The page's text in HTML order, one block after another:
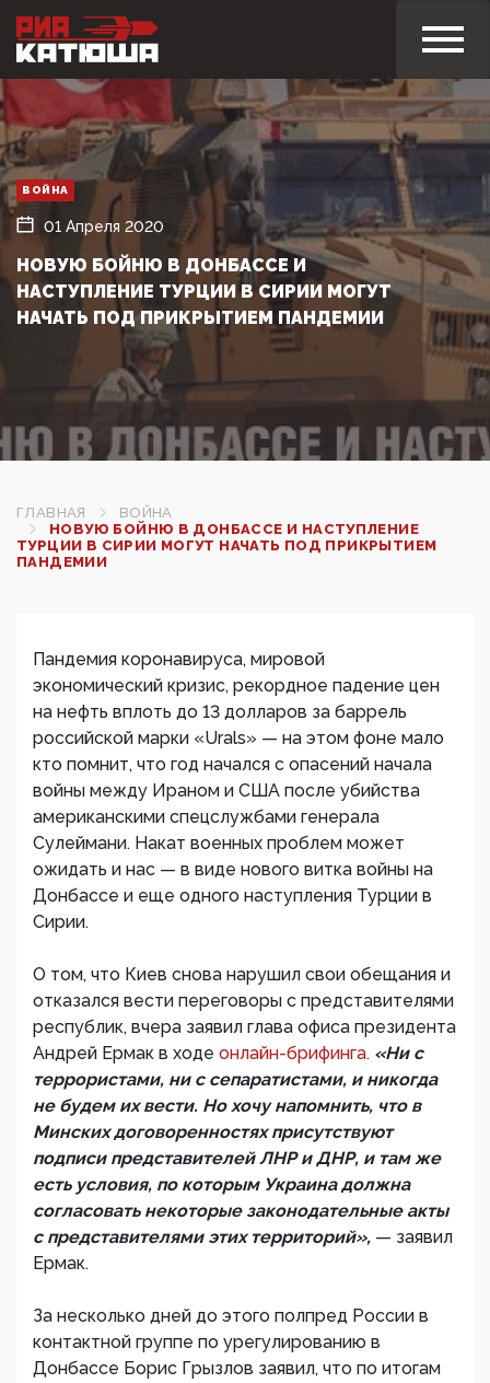
ВОЙНА
01 Апреля 2020
НОВУЮ БОЙНЮ В ДОНБАССЕ И
НАСТУПЛЕНИЕ ТУРЦИИ В СИРИИ МОГУТ
НАЧАТЬ ПОД ПРИКРЫТИЕМ ПАНДЕМИИ
ГЛАВНАЯ
ВОЙНА
НОВУЮ БОЙНЮ В ДОНБАССЕ И НАСТУПЛЕНИЕ
ТУРЦИИ В СИРИИ МОГУТ НАЧАТЬ ПОД ПРИКРЫТИЕМ
ПАНДЕМИИ
Пандемия коронавируса, мировой
экономический кризис, рекордное падение цен
на нефть вплоть до 13 долларов за баррель
российской марки «Urals» — на этом фоне мало
кто помнит, что год начался с опасений начала
войны между Ираном и США после убийства
американскими спецслужбами генерала
Сулеймани. Накат военных проблем может
ожидать и нас — в виде нового витка войны на
Донбассе и еще одного наступления Турции в
Сирии.
О том, что Киев снова нарушил свои обещания и
отказался вести переговоры с представителями
республик, вчера заявил глава офиса президента
Андрей Ермак в ходе онлайн-брифинга. «Ни с
террористами, ни с сепаратистами, и никогда
не будем их вести. Но хочу напомнить, что в
Минских договоренностях присутствуют
подписи представителей ЛНР и ДНР, и там же
есть условия, по которым Украина должна
согласовать некоторые законодательные акты
с представителями этих территорий», — заявил
Ермак.
За несколько дней до этого полпред России в
контактной группе по урегулированию в
Донбассе Борис Грызлов заявил, что по итогам